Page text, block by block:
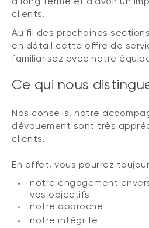
clients.
Au fil des prochaines
en détail cette offre de
familiarisez avec notre
Ce qui nous
Nos conseils, notre
dévouement sont très
clients.
En effet, vous pourrez
notre engagement
vos objectifs
notre approche
notre intégrité